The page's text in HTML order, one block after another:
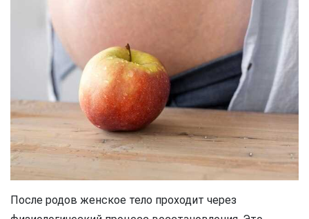
После родов женское тело проходит через